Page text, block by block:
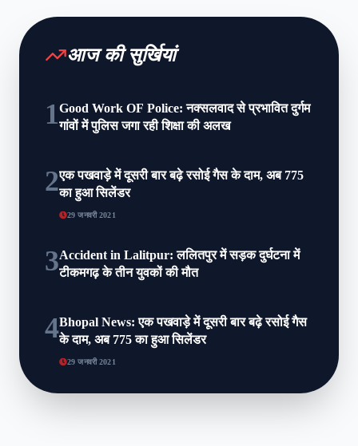
आज की सुर्खियां
1Good Work OF Police: नक्सलवाद से प्रभावित दुर्गम
गांवों में पुलिस जगा रही शिक्षा की अलख
2एक पखवाड़े में दूसरी बार बढ़े रसोई गैस के दाम, अब 775
का हुआ सिलेंडर
29 जनवरी 2021
3Accident in Lalitpur: ललितपुर में सड़क दुर्घटना में
टीकमगढ़ के तीन युवकों की मौत
4Bhopal News: एक पखवाड़े में दूसरी बार बढ़े रसोई गैस
के दाम, अब 775 का हुआ सिलेंडर
29 जनवरी 2021